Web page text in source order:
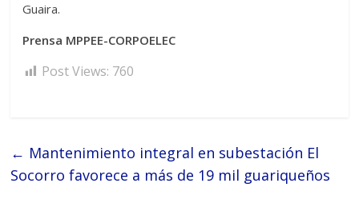
Guaira.
Prensa MPPEE-CORPOELEC
Post Views: 760
← Mantenimiento integral en subestación El
Socorro favorece a más de 19 mil guariqueños